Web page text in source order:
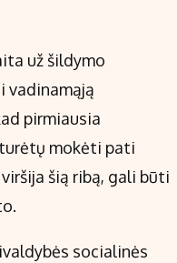
už šildymo
vadinamąją
pirmiausia
mokėti pati
šią ribą, gali būti
socialinės